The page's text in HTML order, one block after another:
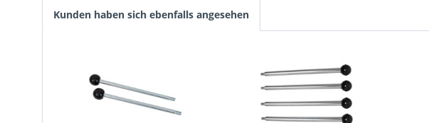
Kunden haben sich ebenfalls angesehen